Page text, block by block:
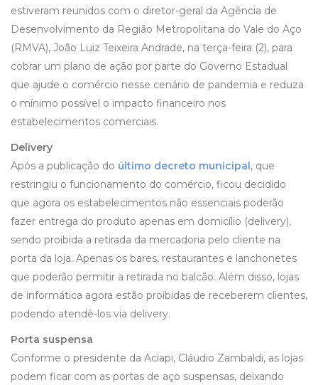
estiveram reunidos com o diretor-geral da Agência de
Desenvolvimento da Região Metropolitana do Vale do Aço
(RMVA), João Luiz Teixeira Andrade, na terça-feira (2), para
cobrar um plano de ação por parte do Governo Estadual
que ajude o comércio nesse cenário de pandemia e reduza
o mínimo possível o impacto financeiro nos
estabelecimentos comerciais.
Delivery
Após a publicação do último decreto municipal, que
restringiu o funcionamento do comércio, ficou decidido
que agora os estabelecimentos não essenciais poderão
fazer entrega do produto apenas em domicílio (delivery),
sendo proibida a retirada da mercadoria pelo cliente na
porta da loja. Apenas os bares, restaurantes e lanchonetes
que poderão permitir a retirada no balcão. Além disso, lojas
de informática agora estão proibidas de receberem clientes,
podendo atendê-los via delivery.
Porta suspensa
Conforme o presidente da Aciapi, Cláudio Zambaldi, as lojas
podem ficar com as portas de aço suspensas, deixando